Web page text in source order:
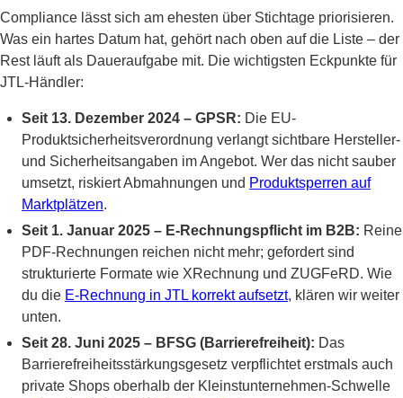
Compliance lässt sich am ehesten über Stichtage priorisieren.
Was ein hartes Datum hat, gehört nach oben auf die Liste – der
Rest läuft als Daueraufgabe mit. Die wichtigsten Eckpunkte für
JTL-Händler:
Seit 13. Dezember 2024 – GPSR: Die EU-
Produktsicherheitsverordnung verlangt sichtbare Hersteller-
und Sicherheitsangaben im Angebot. Wer das nicht sauber
umsetzt, riskiert Abmahnungen und Produktsperren auf
Marktplätzen.
Seit 1. Januar 2025 – E-Rechnungspflicht im B2B: Reine
PDF-Rechnungen reichen nicht mehr; gefordert sind
strukturierte Formate wie XRechnung und ZUGFeRD. Wie
du die E-Rechnung in JTL korrekt aufsetzt, klären wir weiter
unten.
Seit 28. Juni 2025 – BFSG (Barrierefreiheit): Das
Barrierefreiheitsstärkungsgesetz verpflichtet erstmals auch
private Shops oberhalb der Kleinstunternehmen-Schwelle